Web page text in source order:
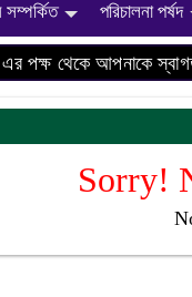
সম্পর্কিত পরিচালনা পর্ষদ
পক্ষ থেকে আপনাকে
Sorry!